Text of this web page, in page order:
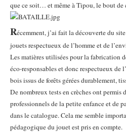
que ce soit… et même à Tipou, le bout de
Récemment, j’ai fait la découverte du
jouets respectueux de l’homme et de
Les matières utilisées pour la fabrication
éco-responsables et donc respectueux de
bois issus de forêts gérées durablement,
De nombreux tests en crèches ont permis
professionnels de la petite enfance et de
dans le catalogue. Cela me semble
pédagogique du jouet est pris en compte.